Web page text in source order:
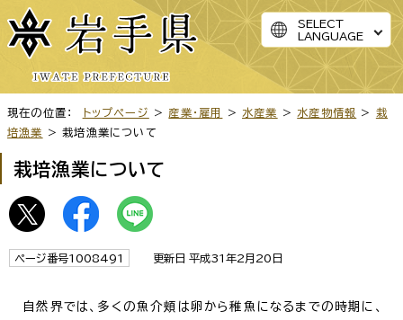
SELECT
LANGUAGE
現在の位置： トップページ > 産業・雇用 > 水産業 > 水産物情報 > 栽
培漁業
> 栽培漁業について
栽培漁業について
ページ番号1008491 更新日 平成31年2月20日
自然界では、多くの魚介頬は卵から稚魚になるまでの時期に、